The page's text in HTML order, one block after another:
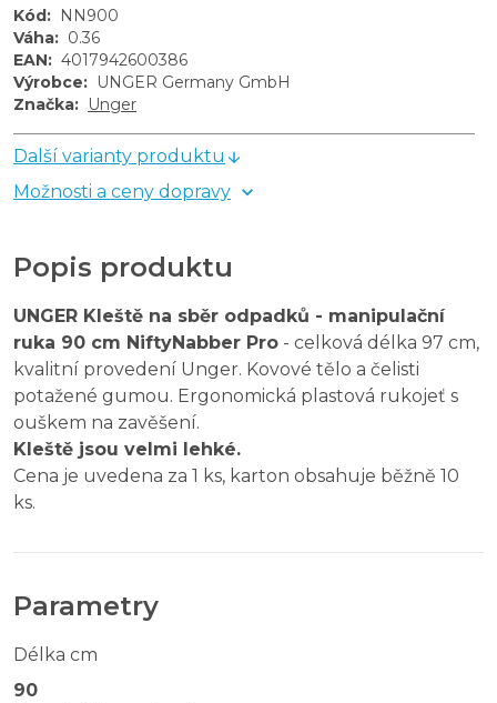
Kód: NN900
Váha: 0.36
EAN: 4017942600386
Výrobce: UNGER Germany GmbH
Značka: Unger
Další varianty produktu
Možnosti a ceny dopravy
Popis produktu
UNGER Kleště na sběr odpadků - manipulační
ruka 90 cm NiftyNabber Pro - celková délka 97 cm,
kvalitní provedení Unger. Kovové tělo a čelisti
potažené gumou. Ergonomická plastová rukojeť s
ouškem na zavěšení.
Kleště jsou velmi lehké.
Cena je uvedena za 1 ks, karton obsahuje běžně 10
ks.
Parametry
Délka cm
90